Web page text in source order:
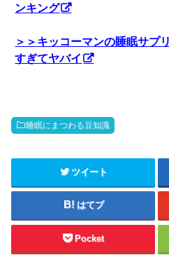
ンキング
＞＞キッコーマンの睡眠サプ
すぎてヤバイ
睡眠にまつわる豆知識
ツイート
はてブ
Pocket